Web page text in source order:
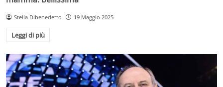
Stella Dibenedetto 19 Maggio 2025
Leggi di più